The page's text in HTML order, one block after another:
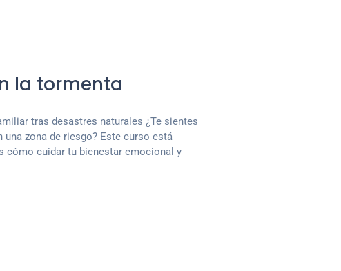
la tormenta
tras desastres naturales ¿Te sientes
zona de riesgo? Este curso está
cómo cuidar tu bienestar emocional y